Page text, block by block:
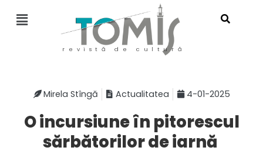
revistă de cultură
Mirela Stîngă Actualitatea 4-01-2025
O incursiune în pitorescul
sărbătorilor de iarnă